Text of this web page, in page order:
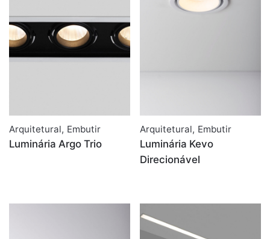
Arquitetural, Embutir
Luminária Argo Trio
Arquitetural, Embutir
Luminária Kevo
Direcionável